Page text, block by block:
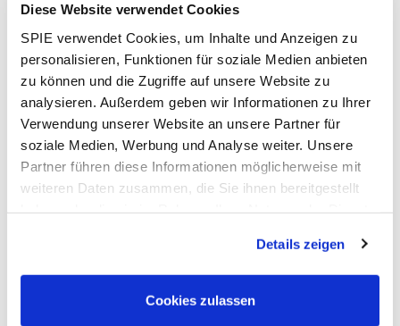
Diese Website verwendet Cookies
SPIE verwendet Cookies, um Inhalte und Anzeigen zu
personalisieren, Funktionen für soziale Medien anbieten
zu können und die Zugriffe auf unsere Website zu
analysieren. Außerdem geben wir Informationen zu Ihrer
Verwendung unserer Website an unsere Partner für
soziale Medien, Werbung und Analyse weiter. Unsere
Partner führen diese Informationen möglicherweise mit
weiteren Daten zusammen, die Sie ihnen bereitgestellt
Verarbeitung Ihrer Daten in den USA ein. Alle weiteren
Informationen zu Cookies finden Sie in unseren
Datenschutzhinweisen.
Details zeigen
Cookies zulassen
Stimm- und Sprachtraining
Erhöhte Gesprächskompetenz durch sprachlichen
Ausdruck und deutliche Aussprache
Im Kunden- und Mitarbeitergespräch überzeugen
Umgang mit eigenen Fehlern, Lampenfieber und
Stress
Kosten